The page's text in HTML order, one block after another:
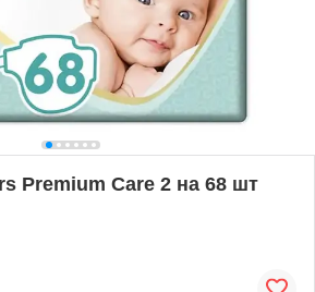
Premium Care 2 на 68 шт